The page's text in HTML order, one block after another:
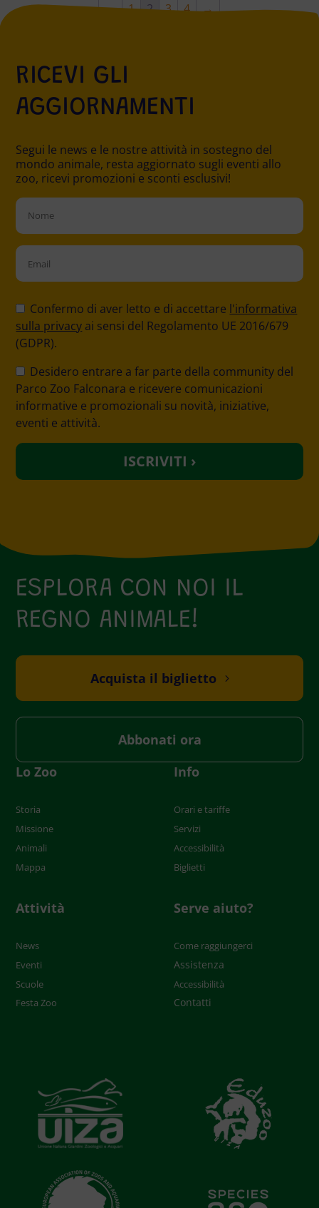
← 1 2 3 4 →
RICEVI GLI
AGGIORNAMENTI
Segui le news e le nostre attività in sostegno del
mondo animale, resta aggiornato sugli eventi allo
zoo, ricevi promozioni e sconti esclusivi!
leave
this
field
Confermo di aver letto e di accettare l'informativa
sulla privacy ai sensi del Regolamento UE 2016/679
(GDPR).
Desidero entrare a far parte della community del
Parco Zoo Falconara e ricevere comunicazioni
informative e promozionali su novità, iniziative,
eventi e attività.
Lo Zoo
Storia
Missione
Animali
Mappa
Info
Orari e tariffe
Servizi
Accessibilità
Biglietti
Attività
News
Eventi
Scuole
Festa Zoo
Serve aiuto?
Come raggiungerci
Assistenza
Accessibilità
Contatti
ESPLORA CON NOI IL
REGNO ANIMALE!
Acquista il biglietto
Abbonati ora